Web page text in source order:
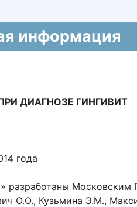
информация
ДИАГНОЗЕ ГИНГИВИТ
года
разработаны
О.О., Кузьмина Э.М.,